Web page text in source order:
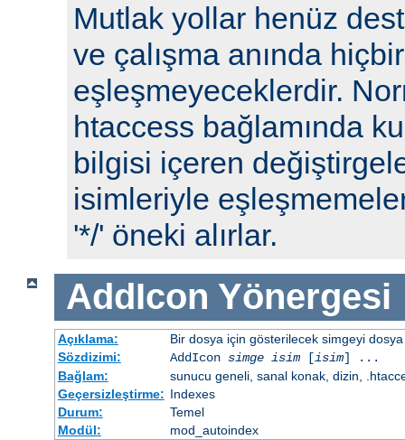
Mutlak yollar henüz
ve çalışma anında
eşleşmeyeceklerdir.
htaccess bağlamında
bilgisi içeren
isimleriyle
'*/' öneki alırlar.
AddIcon Yönergesi
Açıklama:
Bir dosya için gösterilecek simgeyi
Sözdizimi:
AddIcon simge isim[isim] ...
Bağlam:
sunucu geneli, sanal konak, dizin,
Geçersizleştirme: Indexes
Durum:
Temel
Modül:
mod_autoindex